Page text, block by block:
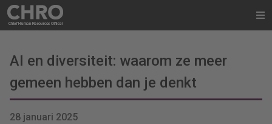
AI en diversiteit: waarom ze meer
gemeen hebben dan je denkt
28 januari 2025